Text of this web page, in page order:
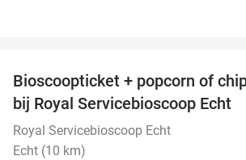
Bioscoopticket + popcorn of
bij Royal Servicebioscoop Echt
Royal Servicebioscoop Echt
Echt (10 km)